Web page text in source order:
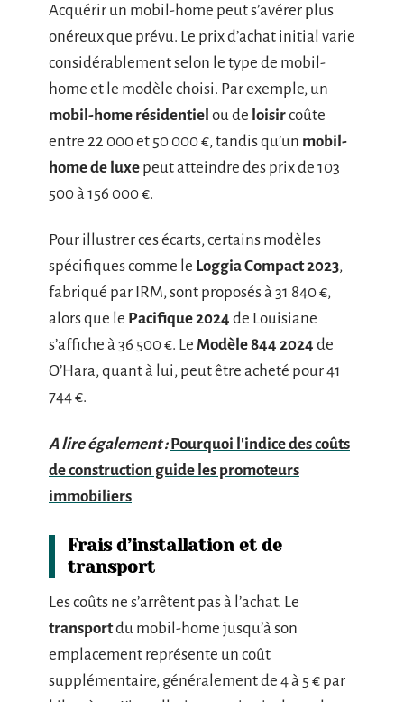
Acquérir un mobil-home peut s’avérer plus
onéreux que prévu. Le prix d’achat initial varie
considérablement selon le type de mobil-
home et le modèle choisi. Par exemple, un
mobil-home résidentiel ou de loisircoûte
entre 22 000 et 50 000 €, tandis qu’un mobil-
home de luxe peut atteindre des prix de 103
500 à 156 000 €.
Pour illustrer ces écarts, certains modèles
spécifiques comme le Loggia Compact 2023,
fabriqué par IRM, sont proposés à 31 840 €,
alors que le Pacifique 2024 de Louisiane
s’affiche à 36 500 €. Le Modèle 844 2024 de
O’Hara, quant à lui, peut être acheté pour 41
744 €.
A lire également : Pourquoi l'indice des coûts
de construction guide les promoteurs
immobiliers
Frais d’installation et de
transport
Les coûts ne s’arrêtent pas à l’achat. Le
transportdu mobil-home jusqu’à son
emplacement représente un coût
supplémentaire, généralement de 4 à 5 € par